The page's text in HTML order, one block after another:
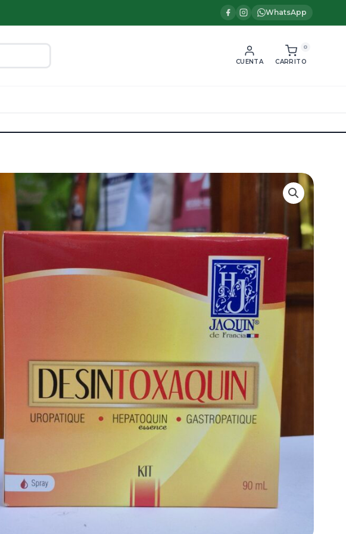
WhatsApp
CUENTA
0
CARRITO